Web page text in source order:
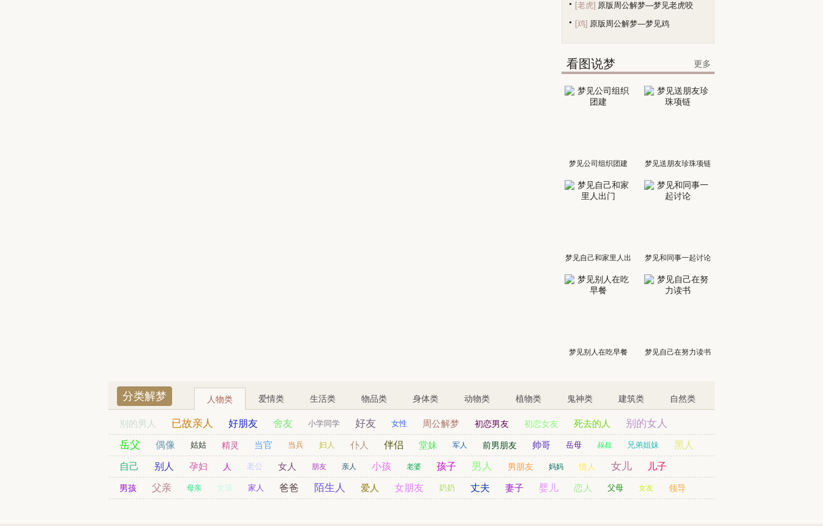
[老虎] 原版周公解梦—梦见老虎咬
[鸡] 原版周公解梦—梦见鸡
看图说梦 更多
梦见公司组织团建 梦见送朋友珍珠项链
梦见自己和家里人出
门
梦见和同事一起讨论
梦见别人在吃早餐 梦见自己在努力读书
分类解梦 人物类 爱情类 生活类 物品类 身体类 动物类 植物类 鬼神类 建筑类 自然类
别的男人 已故亲人 好朋友 舍友 小学同学 好友 女性 周公解梦 初恋男友 初恋女友 死去的人 别的女人
已婚女人 财神爷 司机 姨妈 表哥 孙女 儿童
岳父 偶像 姑姑 精灵 当官 当兵 妇人 仆人 伴侣 堂妹 军人 前男朋友 帅哥 岳母 叔叔 兄弟姐妹 黑人
贵人 日本人 残疾人
自己 别人 孕妇 人 老公 女人 朋友 亲人 小孩 老婆 孩子 男人 男朋友 妈妈 情人 女儿
儿子
同学
男友 同事
男孩 父亲 母亲 女孩 家人 爸爸 陌生人 爱人 女朋友 奶奶 丈夫 妻子 婴儿 恋人 父母 女友 领导